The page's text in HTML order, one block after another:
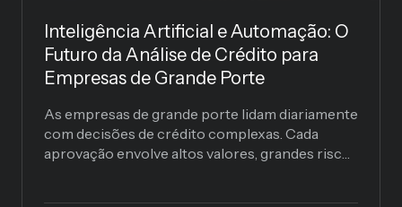
Inteligência Artificial e Automação: O
Futuro da Análise de Crédito para
Empresas de Grande Porte
As empresas de grande porte lidam diariamente
com decisões de crédito complexas. Cada
aprovação envolve altos valores, grandes riscos